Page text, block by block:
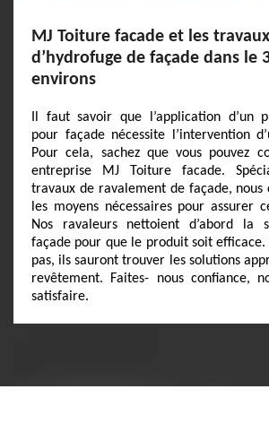
MJ Toiture facade et les
d’hydrofuge de façade dans le
environs
Il faut savoir que l’application d’un
pour façade nécessite l’intervention
Pour cela, sachez que vous pouvez
entreprise MJ Toiture facade.
travaux de ravalement de façade, nous
les moyens nécessaires pour assurer
Nos ravaleurs nettoient d’abord la
façade pour que le produit soit efficace.
pas, ils sauront trouver les solutions
revêtement. Faites- nous confiance,
satisfaire.